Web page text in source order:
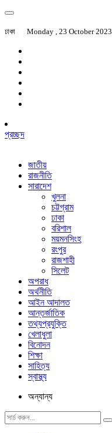
ঢাকা Monday , 23 October 2023
প্রচ্ছদ
জাতীয়
রাজনীতি
সারাদেশ
খুলনা
চট্টগ্রাম
ঢাকা
বরিশাল
ময়মনসিংহ
রংপুর
রাজশাহী
সিলেট
অপরাধ
অর্থনীতি
আইন আদালত
আন্তর্জাতিক
তথ্যপ্রযুক্তি
খেলাধুলা
বিনোদন
শিক্ষা
সাহিত্য
স্বাস্থ্য
অন্যান্য